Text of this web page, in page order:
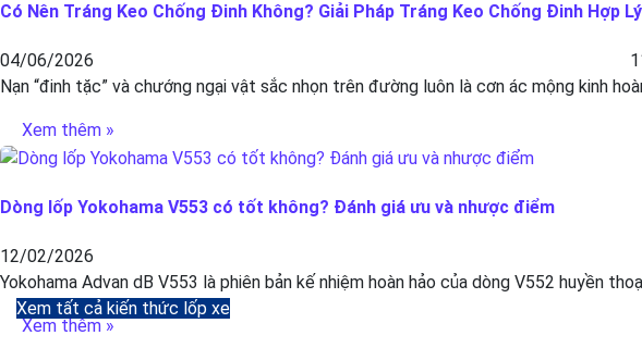
Có Nên Tráng Keo Chống Đinh Không? Giải Pháp Tráng Keo Chống Đinh Hợp
04/06/2026
Nạn “đinh tặc” và chướng ngại vật sắc nhọn trên đường luôn là cơn ác mộng kinh
Xem thêm »
Dòng lốp Yokohama V553 có tốt không? Đánh giá ưu và nhược điểm
12/02/2026
Yokohama Advan dB V553 là phiên bản kế nhiệm hoàn hảo của dòng V552 huyền
Xem thêm »
Xem tất cả kiến thức lốp xe